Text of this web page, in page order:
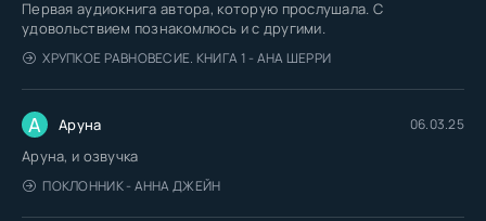
Первая аудиокнига автора, которую прослушала. С
удовольствием познакомлюсь и с другими.
ХРУПКОЕ РАВНОВЕСИЕ. КНИГА 1 - АНА ШЕРРИ
А Аруна 06.03.25
Аруна, и озвучка
ПОКЛОННИК - АННА ДЖЕЙН